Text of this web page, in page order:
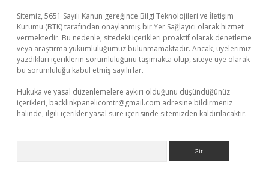
Sitemiz, 5651 Sayılı Kanun gereğince Bilgi Teknolojileri ve İletişim
Kurumu (BTK) tarafından onaylanmış bir Yer Sağlayıcı olarak hizmet
vermektedir. Bu nedenle, sitedeki içerikleri proaktif olarak denetleme
veya araştırma yükümlülüğümüz bulunmamaktadır. Ancak, üyelerimiz
yazdıkları içeriklerin sorumluluğunu taşımakta olup, siteye üye olarak
bu sorumluluğu kabul etmiş sayılırlar.
Hukuka ve yasal düzenlemelere aykırı olduğunu düşündüğünüz
içerikleri, backlinkpanelicomtr@gmail.com adresine bildirmeniz
halinde, ilgili içerikler yasal süre içerisinde sitemizden kaldırılacaktır.